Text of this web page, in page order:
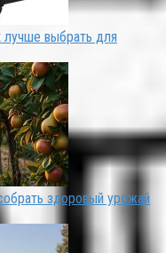
лучше выбрать для
здоровый урожай